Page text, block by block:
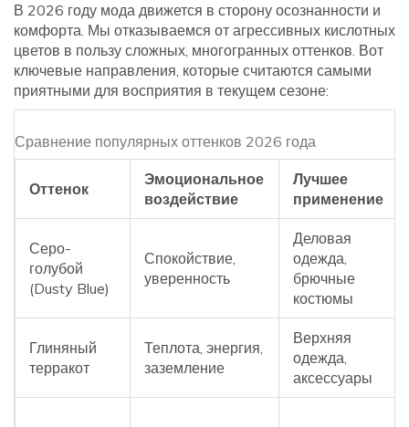
В 2026 году мода движется в сторону осознанности и
комфорта. Мы отказываемся от агрессивных кислотных
цветов в пользу сложных, многогранных оттенков. Вот
ключевые направления, которые считаются самыми
приятными для восприятия в текущем сезоне:
Сравнение популярных оттенков 2026 года
Оттенок
Эмоциональное
воздействие
Лучшее
применение
Серо-
голубой
(Dusty Blue)
Спокойствие,
уверенность
Деловая
одежда,
брючные
костюмы
Глиняный
терракот
Теплота, энергия,
заземление
Верхняя
одежда,
аксессуары